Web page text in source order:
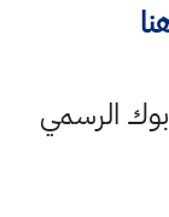
الرسمي